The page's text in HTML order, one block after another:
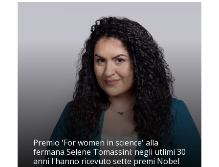
Premio 'For women in science' alla
fermana Selene Tomassini: negli utlimi 30
anni l'hanno ricevuto sette premi Nobel